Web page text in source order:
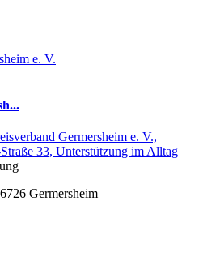
Germersheim e. V.,
33, Unterstützung im Alltag
Germersheim